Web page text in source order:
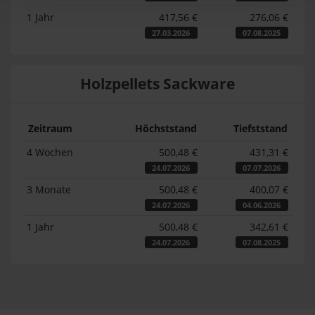
1 Jahr 417,56 €
27.03.2026
276,06 €
07.08.2025
Holzpellets Sackware
Zeitraum Höchststand
Tiefststand
4 Wochen
500,48 €
24.07.2026
431,31 €
07.07.2026
3 Monate 500,48 €
24.07.2026
400,07 €
04.06.2026
1 Jahr 500,48 €
24.07.2026
342,61 €
07.08.2025